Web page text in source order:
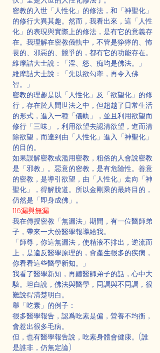
密教的入世「人性化」的修法，和「神聖化」
的修行大異其趣。然而，我看出來，這「人性
化」的表現與實際上的修法，是有它的意義存
在。我理解在密教儀軌中，不管是狰獰的、怖
畏的、邪惡的、競爭的，都有它的功能存在。
維摩詰大士說：「淫、怒、痴均是佛法。」
維摩詰大士說：「先以欲勾牽，再令入佛
智。」
密教的理趣是以「人性化」及「欲望化」的修
行，存在於人間世法之中，但超越了日常生活
的形式，進入一種「儀軌」，並且利用欲望而
修行「三味」，利用欲望去認清欲望，進而清
除欲望，而達到由「人性化」進入「神聖化」
的目的。
如果誤解密教或濫用密教，粗俗的人會說密教
是「邪教」。惡意的密教，是有危險性。善意
的密教，是導引欲望，由「人性化」走向「神
聖化」，得解脫道。所以金剛乘的最終目的，
仍然是「即身成佛」。
116漏與無漏
我在傳授密教「無漏法」期間，有一位醫師弟
子，帶來一大份醫學報導給我。
「師尊，你這無漏法，使精液不排出，逆流而
上，是違反醫學原理的，會產生很多的疾病，
你看看這些醫學新知。」
我看了醫學新知，再聽醫師弟子的話，心中大
駭。坦白說，佛法與醫學，同調與不同調，很
難說得清楚明白。
舉「吃素」的例子：
很多醫學報告，認爲吃素是偏，營養不均衡，
會惹出很多毛病。
但，也有醫學報告說，吃素身體會健康。(誰
是誰非，仍無定論)